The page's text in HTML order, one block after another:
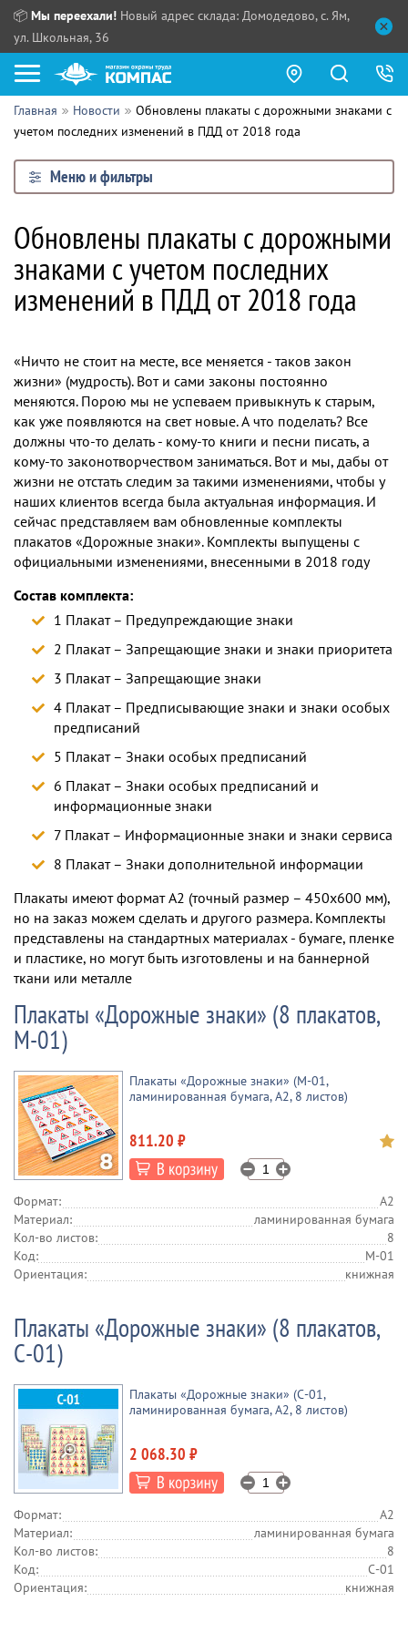
📦 Мы переехали! Новый адрес склада: Домодедово, с. Ям,
ул. Школьная, 36
Как купить?
Прайс-листы
Сотрудничество
Партнерам
Поставщикам
Контакты
ПТ:
Выдача продукции:
Главная Новости
Обновлены плакаты с дорожными знаками с
учетом последних изменений в ПДД от 2018 года
Меню и фильтры
Обновлены плакаты с дорожными
знаками с учетом последних
изменений в ПДД от 2018 года
«Ничто не стоит на месте, все меняется - таков закон
жизни» (мудрость). Вот и сами законы постоянно
меняются. Порою мы не успеваем привыкнуть к старым,
как уже появляются на свет новые. А что поделать? Все
должны что-то делать - кому-то книги и песни писать, а
кому-то законотворчеством заниматься. Вот и мы, дабы от
жизни не отстать следим за такими изменениями, чтобы у
наших клиентов всегда была актуальная информация. И
сейчас представляем вам обновленные комплекты
плакатов «Дорожные знаки». Комплекты выпущены с
официальными изменениями, внесенными в 2018 году
Состав комплекта:
1 Плакат – Предупреждающие знаки
2 Плакат – Запрещающие знаки и знаки приоритета
3 Плакат – Запрещающие знаки
4 Плакат – Предписывающие знаки и знаки особых
предписаний
5 Плакат – Знаки особых предписаний
6 Плакат – Знаки особых предписаний и
информационные знаки
7 Плакат – Информационные знаки и знаки сервиса
8 Плакат – Знаки дополнительной информации
Плакаты имеют формат А2 (точный размер – 450х600 мм),
но на заказ можем сделать и другого размера. Комплекты
представлены на стандартных материалах - бумаге, пленке
и пластике, но могут быть изготовлены и на баннерной
ткани или металле
Плакаты «Дорожные знаки» (8 плакатов,
М-01)
Плакаты «Дорожные знаки» (М-01,
ламинированная бумага, А2, 8 листов)
811.20 ₽
Формат:
А2
Материал:
ламинированная бумага
Кол-во листов:
8
Код:
М-01
Ориентация:
книжная
Плакаты «Дорожные знаки» (8 плакатов,
С-01)
Плакаты «Дорожные знаки» (С-01,
ламинированная бумага, А2, 8 листов)
2 068.30 ₽
Формат:
А2
Материал:
ламинированная бумага
Кол-во листов:
8
Код:
С-01
Ориентация:
книжная